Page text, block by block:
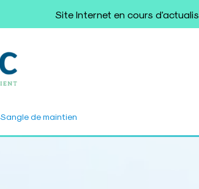
Site Internet en cours
Sangle de maintien